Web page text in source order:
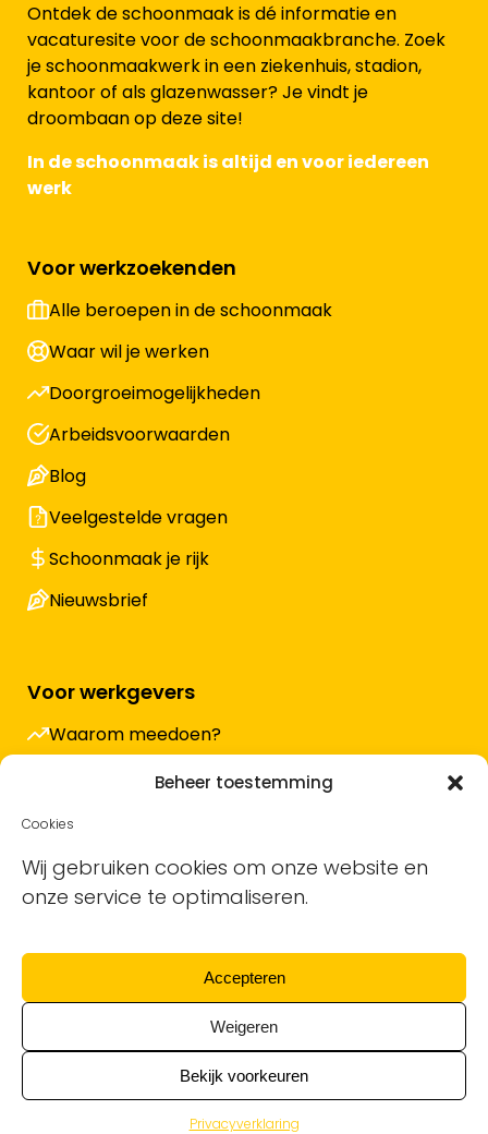
Beheer toestemming
Cookies
Wij gebruiken cookies om onze website en
onze service te optimaliseren.
Accepteren
Weigeren
Bekijk voorkeuren
Privacyverklaring
Ontdek de schoonmaak is dé informatie en
vacaturesite voor de schoonmaakbranche. Zoek
je schoonmaakwerk in een ziekenhuis, stadion,
kantoor of als glazenwasser? Je vindt je
droombaan op deze site!
In de schoonmaak is altijd en voor iedereen
werk
Voor werkzoekenden
Alle beroepen in de schoonmaak
Waar wil je werken
Doorgroeimogelijkheden
Arbeidsvoorwaarden
Blog
Veelgestelde vragen
Schoonmaak je rijk
Nieuwsbrief
Voor werkgevers
Waarom meedoen?
Hoe werkt het en wat kost het?
Vacature plaatsen
Sollicitanten ontvangen
Blog